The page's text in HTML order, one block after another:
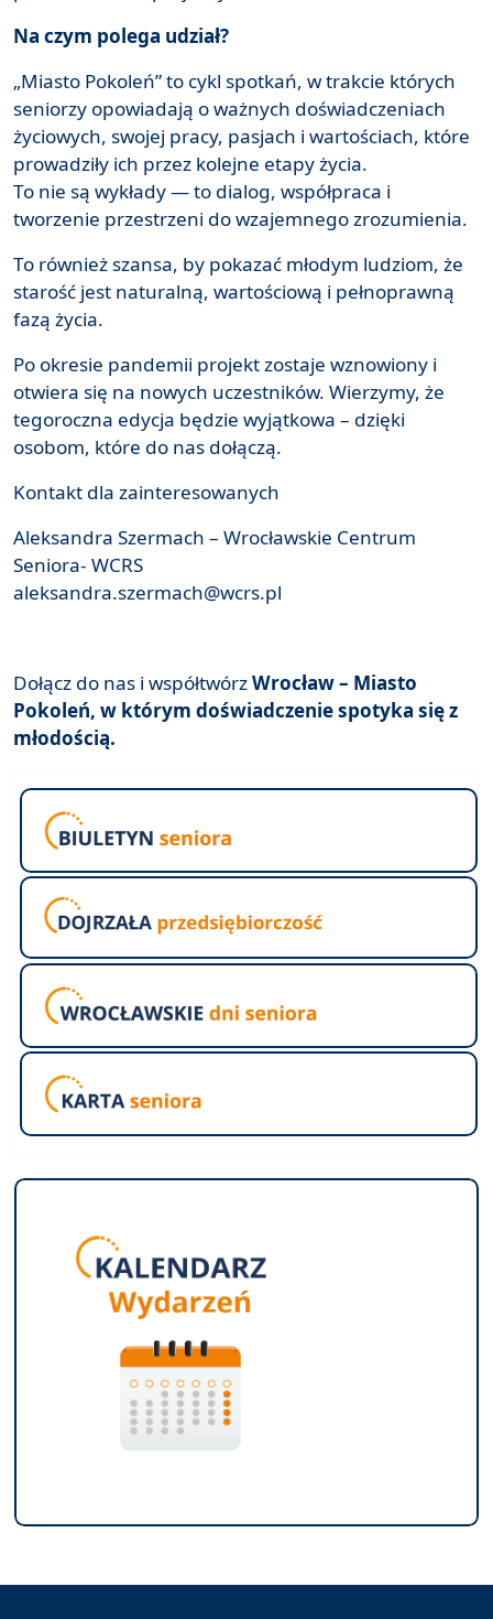
Na czym polega udział?
„Miasto Pokoleń” to cykl spotkań, w trakcie których
seniorzy opowiadają o ważnych doświadczeniach
życiowych, swojej pracy, pasjach i wartościach, które
prowadziły ich przez kolejne etapy życia.
To nie są wykłady — to dialog, współpraca i
tworzenie przestrzeni do wzajemnego zrozumienia.
To również szansa, by pokazać młodym ludziom, że
starość jest naturalną, wartościową i pełnoprawną
fazą życia.
Po okresie pandemii projekt zostaje wznowiony i
otwiera się na nowych uczestników. Wierzymy, że
tegoroczna edycja będzie wyjątkowa – dzięki
osobom, które do nas dołączą.
Kontakt dla zainteresowanych
Aleksandra Szermach – Wrocławskie Centrum
Seniora- WCRS
aleksandra.szermach@wcrs.pl
Dołącz do nas i współtwórzWrocław – Miasto
Pokoleń, w którym doświadczenie spotyka się z
młodością.